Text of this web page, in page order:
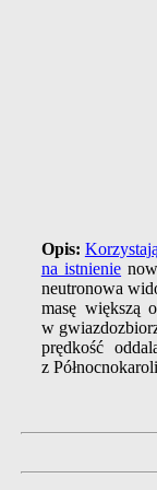
Opis:
na istnienie
neutronowa
masę większą
w
prędkość
z